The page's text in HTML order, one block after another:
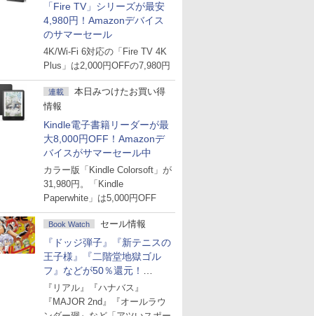
「Fire TV」シリーズが最安
4,980円！Amazonデバイス
のサマーセール
4K/Wi-Fi 6対応の「Fire TV 4K
Plus」は2,000円OFFの7,980円
連載
本日みつけたお買い得
情報
Kindle電子書籍リーダーが最
大8,000円OFF！Amazonデ
バイスがサマーセール中
カラー版「Kindle Colorsoft」が
31,980円。「Kindle
Paperwhite」は5,000円OFF
Book Watch セール情報
『ドッジ弾子』『新テニスの
王子様』『二階堂地獄ゴル
フ』などが50％還元！
Amazonマンガ週末セール
『リアル』『ハナバス』
『MAJOR 2nd』『オールラウ